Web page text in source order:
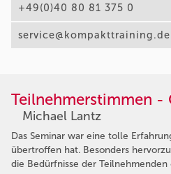
+49(0)40 80 81 375 0
service@kompakttraining.de
Teilnehmerstimmen -
Michael Lantz
Das Seminar war eine tolle
übertroffen hat. Besonders
die Bedürfnisse der